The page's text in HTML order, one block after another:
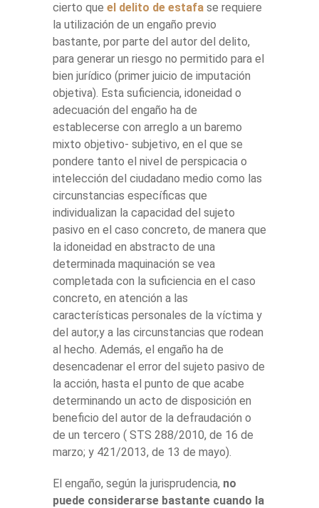
cierto que el delito de estafa se requiere
la utilización de un engaño previo
bastante, por parte del autor del delito,
para generar un riesgo no permitido para el
bien jurídico (primer juicio de imputación
objetiva). Esta suficiencia, idoneidad o
adecuación del engaño ha de
establecerse con arreglo a un baremo
mixto objetivo- subjetivo, en el que se
pondere tanto el nivel de perspicacia o
intelección del ciudadano medio como las
circunstancias específicas que
individualizan la capacidad del sujeto
pasivo en el caso concreto, de manera que
la idoneidad en abstracto de una
determinada maquinación se vea
completada con la suficiencia en el caso
concreto, en atención a las
características personales de la víctima y
del autor,y a las circunstancias que rodean
al hecho. Además, el engaño ha de
desencadenar el error del sujeto pasivo de
la acción, hasta el punto de que acabe
determinando un acto de disposición en
beneficio del autor de la defraudación o
de un tercero ( STS 288/2010, de 16 de
marzo; y 421/2013, de 13 de mayo).
El engaño, según la jurisprudencia, no
puede considerarse bastante cuando la